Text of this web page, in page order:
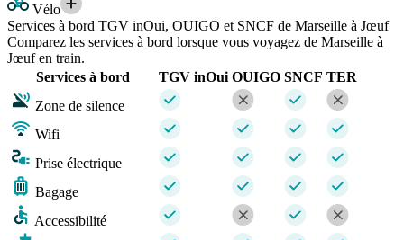
Vélo
Services à bord TGV inOui, OUIGO et SNCF de Marseille à Jœuf
Comparez les services à bord lorsque vous voyagez de Marseille à
Jœuf en train.
Services à bord
TGV inOui OUIGO SNCF TER
Zone de silence
Wifi
Prise électrique
Bagage
Accessibilité